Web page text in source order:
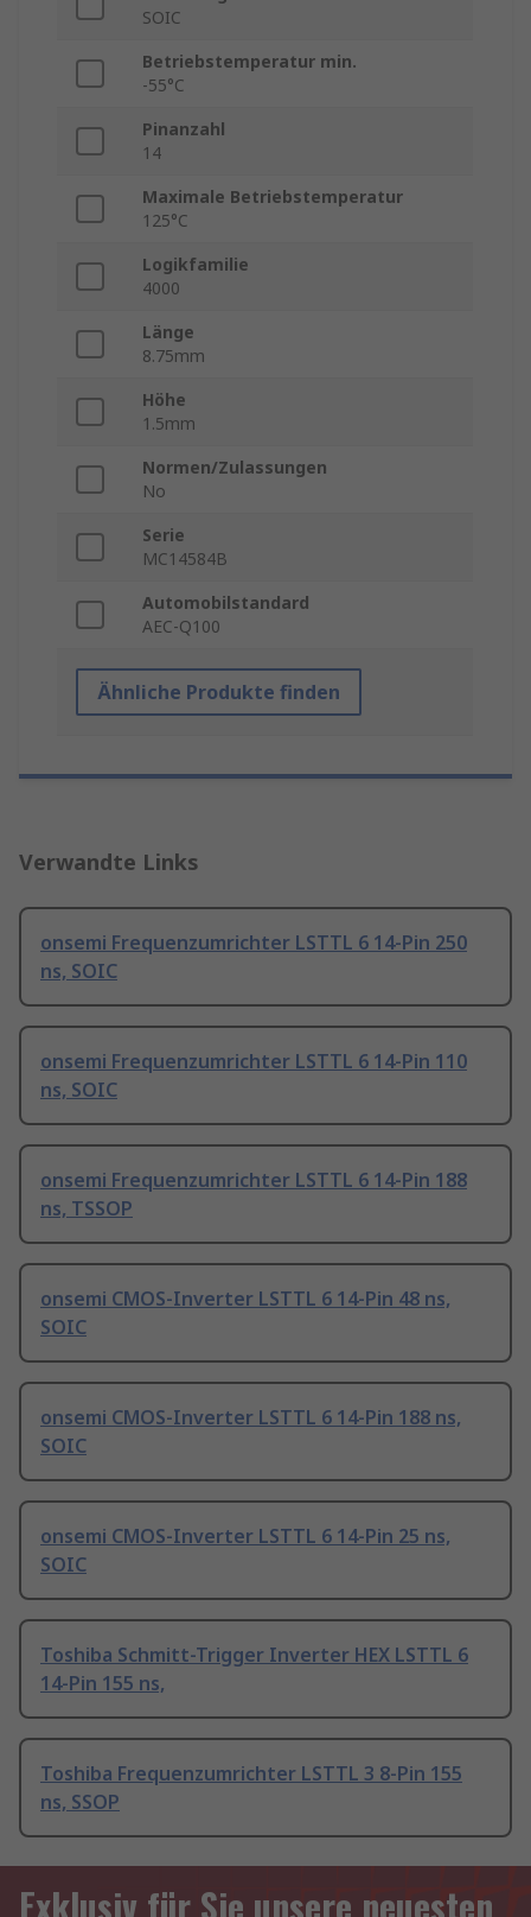
SOIC
Betriebstemperatur min.
-55°C
Pinanzahl
14
Maximale Betriebstemperatur
125°C
Logikfamilie
4000
Länge
8.75mm
Höhe
1.5mm
Normen/Zulassungen
No
Serie
MC14584B
Automobilstandard
AEC-Q100
Ähnliche Produkte finden
Verwandte Links
onsemi Frequenzumrichter LSTTL 6 14-Pin 250
ns, SOIC
onsemi Frequenzumrichter LSTTL 6 14-Pin 110
ns, SOIC
onsemi Frequenzumrichter LSTTL 6 14-Pin 188
ns, TSSOP
onsemi CMOS-Inverter LSTTL 6 14-Pin 48 ns,
SOIC
onsemi CMOS-Inverter LSTTL 6 14-Pin 188 ns,
SOIC
onsemi CMOS-Inverter LSTTL 6 14-Pin 25 ns,
SOIC
Toshiba Schmitt-Trigger Inverter HEX LSTTL 6
14-Pin 155 ns,
Toshiba Frequenzumrichter LSTTL 3 8-Pin 155
ns, SSOP
Exklusiv für Sie unsere neuesten